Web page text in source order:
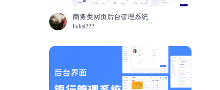
商务类网页后台管理系统
liukai222